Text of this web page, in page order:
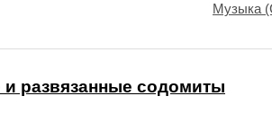
Музыка
развязанные содомиты